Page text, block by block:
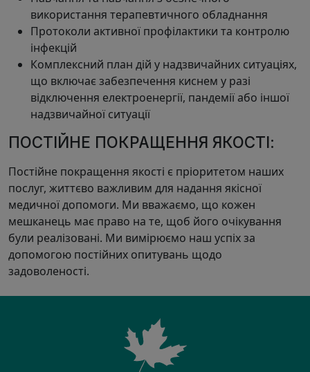
використання терапевтичного обладнання
Протоколи активної профілактики та контролю
інфекцій
Комплексний план дій у надзвичайних ситуаціях,
що включає забезпечення киснем у разі
відключення електроенергії, пандемії або іншої
надзвичайної ситуації
ПОСТІЙНЕ ПОКРАЩЕННЯ ЯКОСТІ:
Постійне покращення якості є пріоритетом наших
послуг, життєво важливим для надання якісної
медичної допомоги. Ми вважаємо, що кожен
мешканець має право на те, щоб його очікування
були реалізовані. Ми вимірюємо наш успіх за
допомогою постійних опитувань щодо
задоволеності.